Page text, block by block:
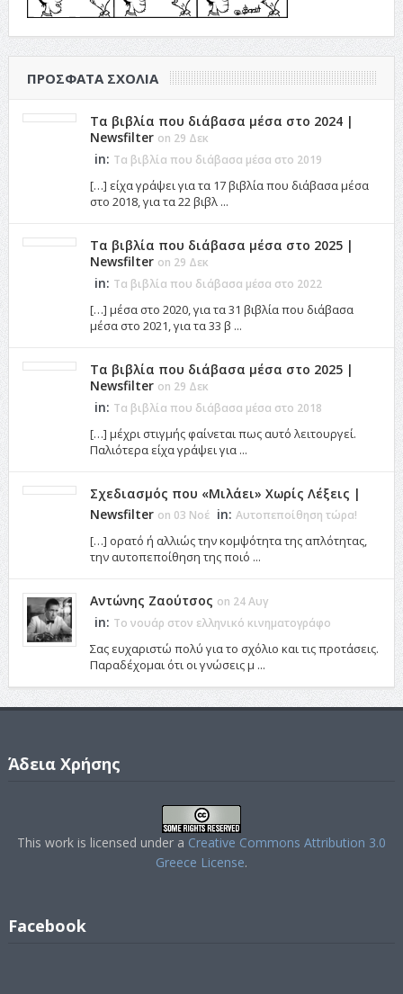
ΠΡΌΣΦΑΤΑ ΣΧΌΛΙΑ
Τα βιβλία που διάβασα μέσα στο 2024 |
Newsfilter on 29 Δεκ
in: Τα βιβλία που διάβασα μέσα στο 2019
[…] είχα γράψει για τα 17 βιβλία που διάβασα μέσα
στο 2018, για τα 22 βιβλ ...
Τα βιβλία που διάβασα μέσα στο 2025 |
Newsfilter on 29 Δεκ
in: Τα βιβλία που διάβασα μέσα στο 2022
[…] μέσα στο 2020, για τα 31 βιβλία που διάβασα
μέσα στο 2021, για τα 33 β ...
Τα βιβλία που διάβασα μέσα στο 2025 |
Newsfilter on 29 Δεκ
in: Τα βιβλία που διάβασα μέσα στο 2018
[…] μέχρι στιγμής φαίνεται πως αυτό λειτουργεί.
Παλιότερα είχα γράψει για ...
Σχεδιασμός που «Μιλάει» Χωρίς Λέξεις |
Newsfilter on 03 Νοέ in: Αυτοπεποίθηση τώρα!
[…] ορατό ή αλλιώς την κομψότητα της απλότητας,
την αυτοπεποίθηση της ποιό ...
Αντώνης Ζαούτσος on 24 Αυγ
in: Το νουάρ στον ελληνικό κινηματογράφο
Σας ευχαριστώ πολύ για το σχόλιο και τις προτάσεις.
Παραδέχομαι ότι οι γνώσεις μ ...
Άδεια Χρήσης
This work is licensed under a Creative Commons Attribution 3.0
Greece License.
Facebook